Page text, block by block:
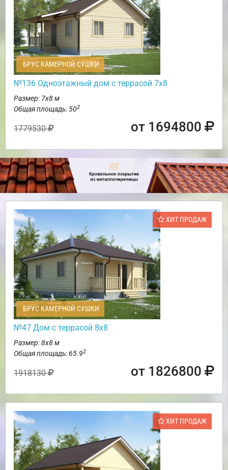
БРУС КАМЕРНОЙ СУШКИ
№136 Одноэтажный дом с террасой 7х8
Размер: 7х8 м
Общая площадь: 502
1779530 от 1694800
ХИТ ПРОДАЖ
БРУС КАМЕРНОЙ СУШКИ
№47 Дом с террасой 8х8
Размер: 8х8 м
Общая площадь: 65.92
1918130 от 1826800
ХИТ ПРОДАЖ